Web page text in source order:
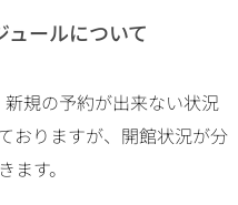
ールについて
規の予約が出来ない状況
おりますが、開館状況が分
す。